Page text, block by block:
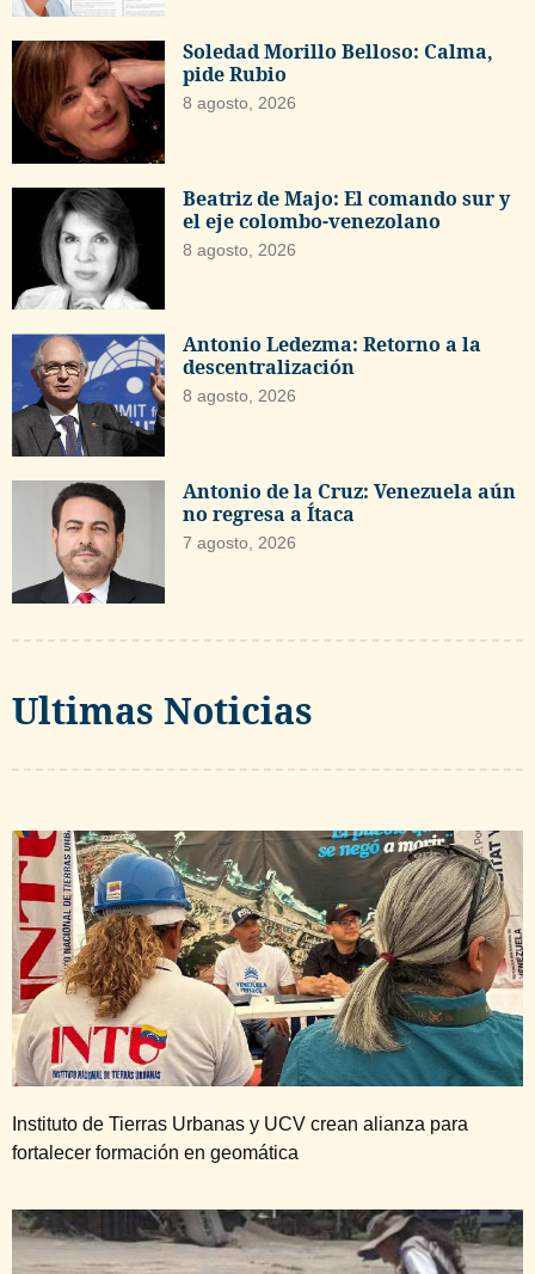
Soledad Morillo Belloso: Calma,
pide Rubio
8 agosto, 2026
Beatriz de Majo: El comando sur y
el eje colombo-venezolano
8 agosto, 2026
Antonio Ledezma: Retorno a la
descentralización
8 agosto, 2026
Antonio de la Cruz: Venezuela aún
no regresa a Ítaca
7 agosto, 2026
Ultimas Noticias
Instituto de Tierras Urbanas y UCV crean alianza para
fortalecer formación en geomática